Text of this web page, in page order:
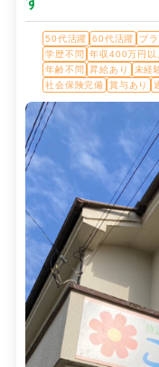
50代活躍 60代活躍 ブ
学歴不問
年収400万円以
年齢不問
昇給あり 未経
社会保険完備
賞与あり